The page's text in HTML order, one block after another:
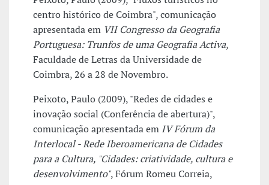
centro histórico de Coimbra", comunicação
apresentada em VII Congresso da Geografia
Portuguesa: Trunfos de uma Geografia Activa,
Faculdade de Letras da Universidade de
Coimbra, 26 a 28 de Novembro.
Peixoto, Paulo (2009), "Redes de cidades e
inovação social (Conferência de abertura)",
comunicação apresentada em IV Fórum da
Interlocal - Rede Iberoamericana de Cidades
para a Cultura, "Cidades: criatividade, cultura e
desenvolvimento", Fórum Romeu Correia,